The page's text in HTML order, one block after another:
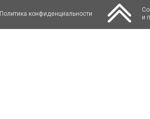
Политика конфиденциальности
и